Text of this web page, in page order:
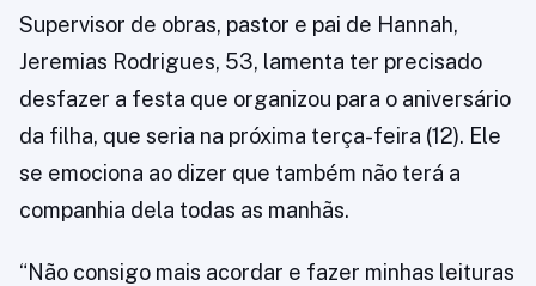
Supervisor de obras, pastor e pai de Hannah,
Jeremias Rodrigues, 53, lamenta ter precisado
desfazer a festa que organizou para o aniversário
da filha, que seria na próxima terça-feira (12). Ele
se emociona ao dizer que também não terá a
companhia dela todas as manhãs.
“Não consigo mais acordar e fazer minhas leituras